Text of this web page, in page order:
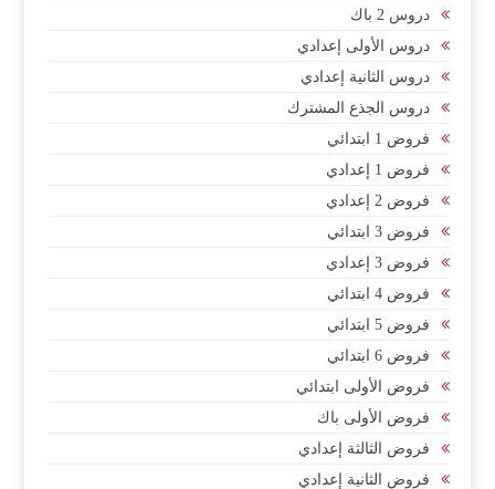
دروس 2 باك
دروس الأولى إعدادي
دروس الثانية إعدادي
دروس الجذع المشترك
فروض 1 ابتدائي
فروض 1 إعدادي
فروض 2 إعدادي
فروض 3 ابتدائي
فروض 3 إعدادي
فروض 4 ابتدائي
فروض 5 ابتدائي
فروض 6 ابتدائي
فروض الأولى ابتدائي
فروض الأولى باك
فروض الثالثة إعدادي
فروض الثانية إعدادي